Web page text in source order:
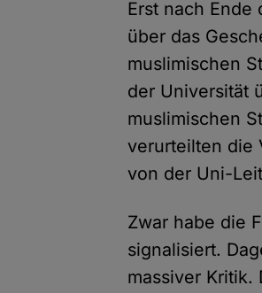
Erst nach
über das
muslimischen
der Universität
muslimischen
verurteilten die
von der Uni-
Zwar habe die
signalisiert.
massiver Kritik.